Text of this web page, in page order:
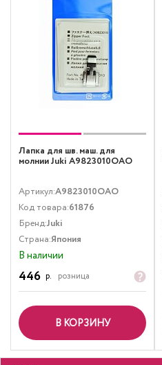
Лапка для шв. маш. для
молнии Juki A9823010OAO
Артикул:A9823010OAO
Код товара:61876
Бренд:Juki
Страна:Япония
В наличии
446 р. розница
В КОРЗИНУ